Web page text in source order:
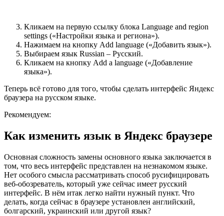
Кликаем на первую ссылку блока Language and region
settings («Настройки языка и региона»).
Нажимаем на кнопку Add language («Добавить язык»).
Выбираем язык Russian – Русский.
Кликаем на кнопку Add a language («Добавление
языка»).
Теперь всё готово для того, чтобы сделать интерфейс Яндекс
браузера на русском языке.
Рекомендуем:
Как изменить язык в Яндекс браузере
Основная сложность замены основного языка заключается в
том, что весь интерфейс представлен на незнакомом языке.
Нет особого смысла рассматривать способ русифицировать
веб-обозреватель, который уже сейчас имеет русский
интерфейс. В нём итак легко найти нужный пункт. Что
делать, когда сейчас в браузере установлен английский,
болгарский, украинский или другой язык?